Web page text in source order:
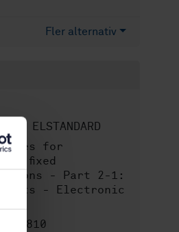
Fler alternativ
ELSTANDARD
for
fixed
- Part 2-1:
- Electronic